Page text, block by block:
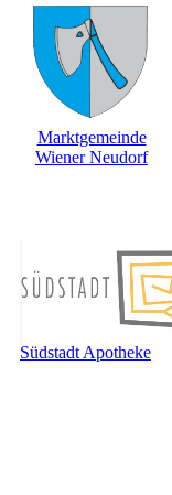
Marktgemeinde
Wiener Neudorf
Südstadt Apotheke